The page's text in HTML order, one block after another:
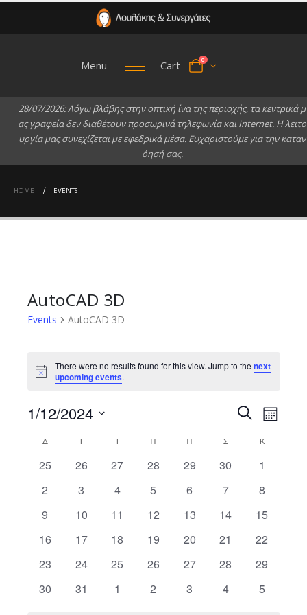
Menu Cart 0
28/07/2026:Λόγω βλάβης στην οπτική ίνα της περιοχής, τα κεντρικά μ
ας γραφεία δεν διαθέτουν προσωρινά τηλεφωνία και Internet. Ηλειτο
υργία μας συνεχίζεται με εφεδρικά μέσα. Ευχαριστούμε για την καταν
όησή σας.
HOME EVENTS
AutoCAD 3D
Events AutoCAD 3D
Events
Notice
There were no results found for this view. Jump to thenext
upcoming events.
Events
Search
and
Views
SearchEvent
Month
1/12/2024
date.
Calendar
of
Δ ΔΕΥΤΈΡΑΤ ΤΤΕΤΆΡΤΗΠ Π ΠΑΡΑΣΚΕΥΉ
ΣΣΆΒΒΑΤΟΚΚΥΡΙΑΚΉ
0
25
0
26
0
27
0
28
0
29
0
30
0
1
0
2
0
3
0
4
0
5
0
6
0
7
0
8
0
9
0
10
0
11
0
12
0
13
0
14
0
15
0
16
0
17
0
18
0
19
0
20
0
21
0
22
0
23
0
24
0
25
0
26
0
27
0
28
0
29
0
30
0
31
0
1
0
2
0
3
0
4
0
5